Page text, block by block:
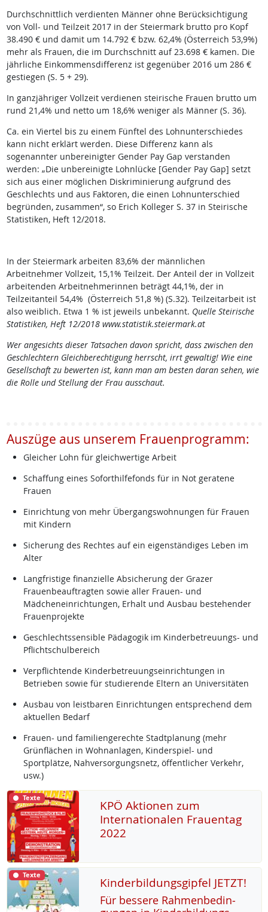
Durchschnittlich verdienten Männer ohne Berücksichtigung
von Voll- und Teilzeit 2017 in der Steiermark brutto pro Kopf
38.490 € und damit um 14.792 € bzw. 62,4% (Österreich 53,9%)
mehr als Frauen, die im Durchschnitt auf 23.698 € kamen. Die
jährliche Einkommensdifferenz ist gegenüber 2016 um 286 €
gestiegen (S. 5 + 29).
In ganzjähriger Vollzeit verdienen steirische Frauen brutto um
rund 21,4% und netto um 18,6% weniger als Männer (S. 36).
Ca. ein Viertel bis zu einem Fünftel des Lohnunterschiedes
kann nicht erklärt werden. Diese Differenz kann als
sogenannter unbereinigter Gender Pay Gap verstanden
werden: „Die unbereinigte Lohnlücke [Gender Pay Gap] setzt
sich aus einer möglichen Diskriminierung aufgrund des
Geschlechts und aus Faktoren, die einen Lohnunterschied
begründen, zusammen“, so Erich Kolleger S. 37 in Steirische
Statistiken, Heft 12/2018.
In der Steiermark arbeiten 83,6% der männlichen
Arbeitnehmer Vollzeit, 15,1% Teilzeit. Der Anteil der in Vollzeit
arbeitenden Arbeitnehmerinnen beträgt 44,1%, der in
Teilzeitanteil 54,4% (Österreich 51,8 %) (S.32). Teilzeitarbeit ist
also weiblich. Etwa 1 % ist jeweils unbekannt. Quelle Steirische
Statistiken, Heft 12/2018 www.statistik.steiermark.at
Wer angesichts dieser Tatsachen davon spricht, dass zwischen den
Geschlechtern Gleichberechtigung herrscht, irrt gewaltig! Wie eine
Gesellschaft zu bewerten ist, kann man am besten daran sehen, wie
die Rolle und Stellung der Frau ausschaut.
Auszüge aus unserem Frauenprogramm:
Gleicher Lohn für gleichwertige Arbeit
Schaffung eines Soforthilfefonds für in Not geratene
Frauen
Einrichtung von mehr Übergangswohnungen für Frauen
mit Kindern
Sicherung des Rechtes auf ein eigenständiges Leben im
Alter
Langfristige finanzielle Absicherung der Grazer
Frauenbeauftragten sowie aller Frauen- und
Mädcheneinrichtungen, Erhalt und Ausbau bestehender
Frauenprojekte
Geschlechtssensible Pädagogik im Kinderbetreuungs- und
Pflichtschulbereich
Verpflichtende Kinderbetreuungseinrichtungen in
Betrieben sowie für studierende Eltern an Universitäten
Ausbau von leistbaren Einrichtungen entsprechend dem
aktuellen Bedarf
Frauen- und familiengerechte Stadtplanung (mehr
Grünflächen in Wohnanlagen, Kinderspiel- und
Sportplätze, Nahversorgungsnetz, öffentlicher Verkehr,
usw.)
Texte
KPÖ Aktionen zum
Internationalen Frauentag
2022
Texte Kinderbildungsgipfel JETZT!
Für bes­se­re Rah­men­be­din­